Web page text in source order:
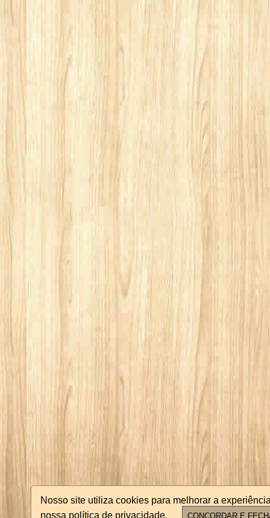
Nosso site utiliza cookies para melhorar a
nossa política de privacidade.